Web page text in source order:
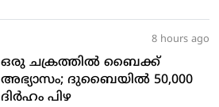
8 hours ago
ഒരു ചക്രത്തില്‍ ബൈക്ക്
അഭ്യാസം; ദുബൈയില്‍ 50,000
ദിര്‍ഹം പിഴ